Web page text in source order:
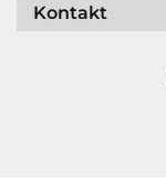
Kontakt